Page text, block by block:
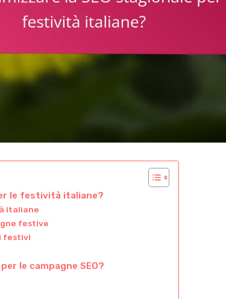
le festività italiane?
italiane
festive
festivi
le campagne SEO?